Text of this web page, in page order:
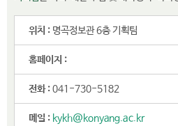
위치 : 명곡정보관 6층 기획팀
홈페이지 :
전화 :041-730-5182
메일 : kykh@konyang.ac.kr